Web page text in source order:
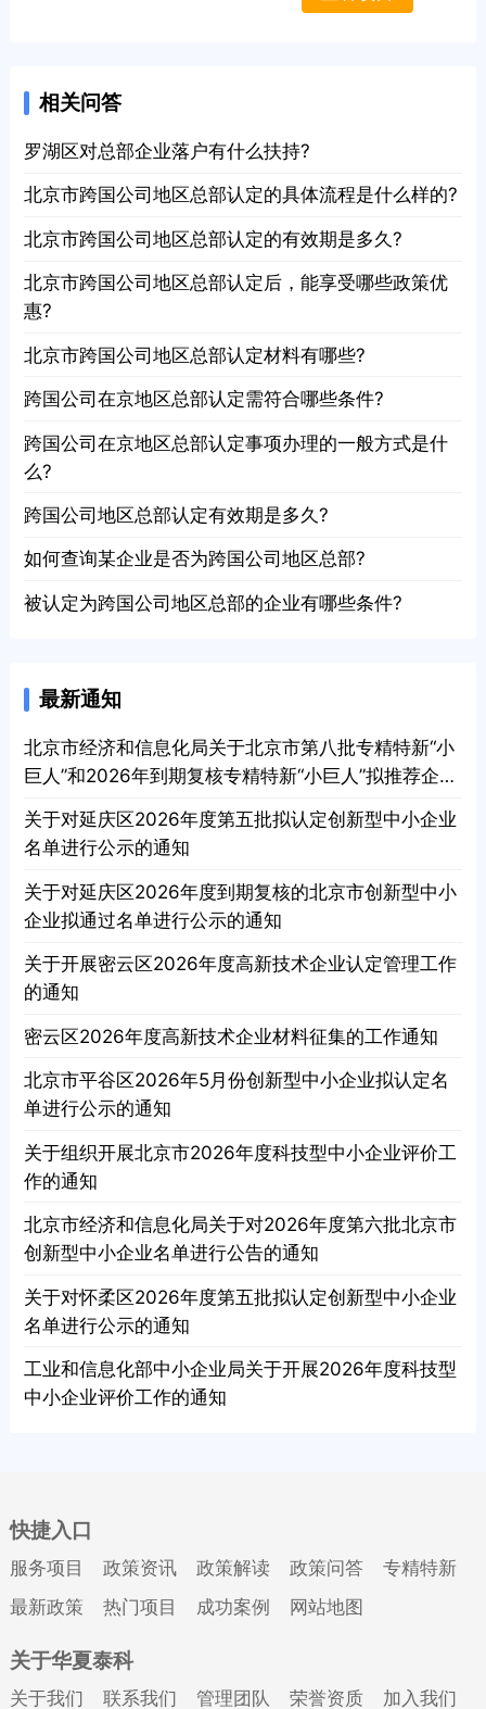
相关问答
罗湖区对总部企业落户有什么扶持?
北京市跨国公司地区总部认定的具体流程是什么样的?
北京市跨国公司地区总部认定的有效期是多久?
北京市跨国公司地区总部认定后，能享受哪些政策优
惠?
北京市跨国公司地区总部认定材料有哪些?
跨国公司在京地区总部认定需符合哪些条件?
跨国公司在京地区总部认定事项办理的一般方式是什
么?
跨国公司地区总部认定有效期是多久?
如何查询某企业是否为跨国公司地区总部?
被认定为跨国公司地区总部的企业有哪些条件?
最新通知
北京市经济和信息化局关于北京市第八批专精特新“小
巨人”和2026年到期复核专精特新“小巨人”拟推荐企业
名单进行公示的通知
关于对延庆区2026年度第五批拟认定创新型中小企业
名单进行公示的通知
关于对延庆区2026年度到期复核的北京市创新型中小
企业拟通过名单进行公示的通知
关于开展密云区2026年度高新技术企业认定管理工作
的通知
密云区2026年度高新技术企业材料征集的工作通知
北京市平谷区2026年5月份创新型中小企业拟认定名
单进行公示的通知
关于组织开展北京市2026年度科技型中小企业评价工
作的通知
北京市经济和信息化局关于对2026年度第六批北京市
创新型中小企业名单进行公告的通知
关于对怀柔区2026年度第五批拟认定创新型中小企业
名单进行公示的通知
工业和信息化部中小企业局关于开展2026年度科技型
中小企业评价工作的通知
快捷入口
服务项目 政策资讯 政策解读 政策问答
专精特新
最新政策
热门项目 成功案例 网站地图
关于华夏泰科
关于我们 联系我们 管理团队 荣誉资质 加入我们